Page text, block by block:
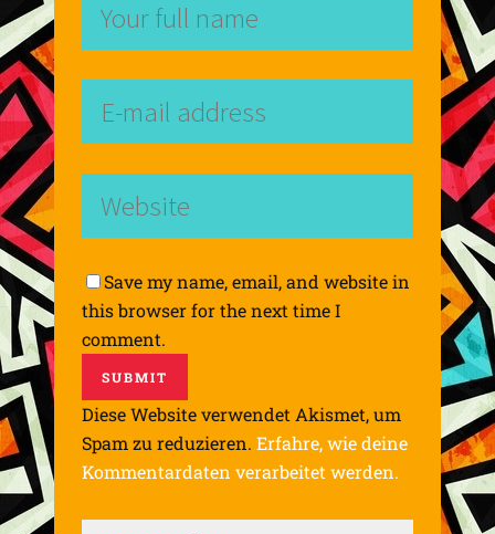
Save my name, email, and website in
this browser for the next time I
comment.
Diese Website verwendet Akismet, um
Spam zu reduzieren. Erfahre, wie deine
Kommentardaten verarbeitet werden.